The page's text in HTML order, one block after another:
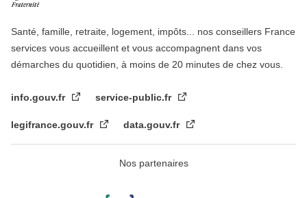
Santé, famille, retraite, logement, impôts... nos conseillers France
services vous accueillent et vous accompagnent dans vos
démarches du quotidien, à moins de 20 minutes de chez vous.
info.gouv.fr service-public.fr
legifrance.gouv.fr data.gouv.fr
Nos partenaires